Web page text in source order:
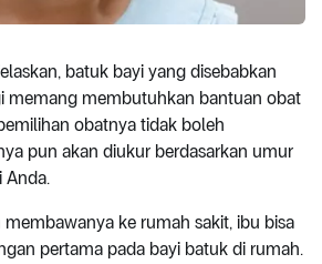
batuk bayi yang disebabkan
memang membutuhkan bantuan obat
obatnya tidak boleh
pun akan diukur berdasarkan umur
Anda.
ke rumah sakit, ibu bisa
pertama pada bayi batuk di rumah.